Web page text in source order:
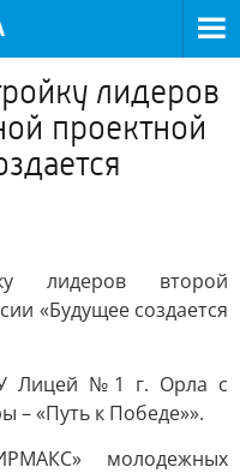
лидеров
проектной
лидеров второй
«Будущее создается
Лицей №1 г. Орла с
– «Путь к Победе»».
молодежных